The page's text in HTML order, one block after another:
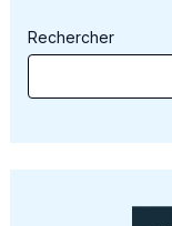
Rechercher